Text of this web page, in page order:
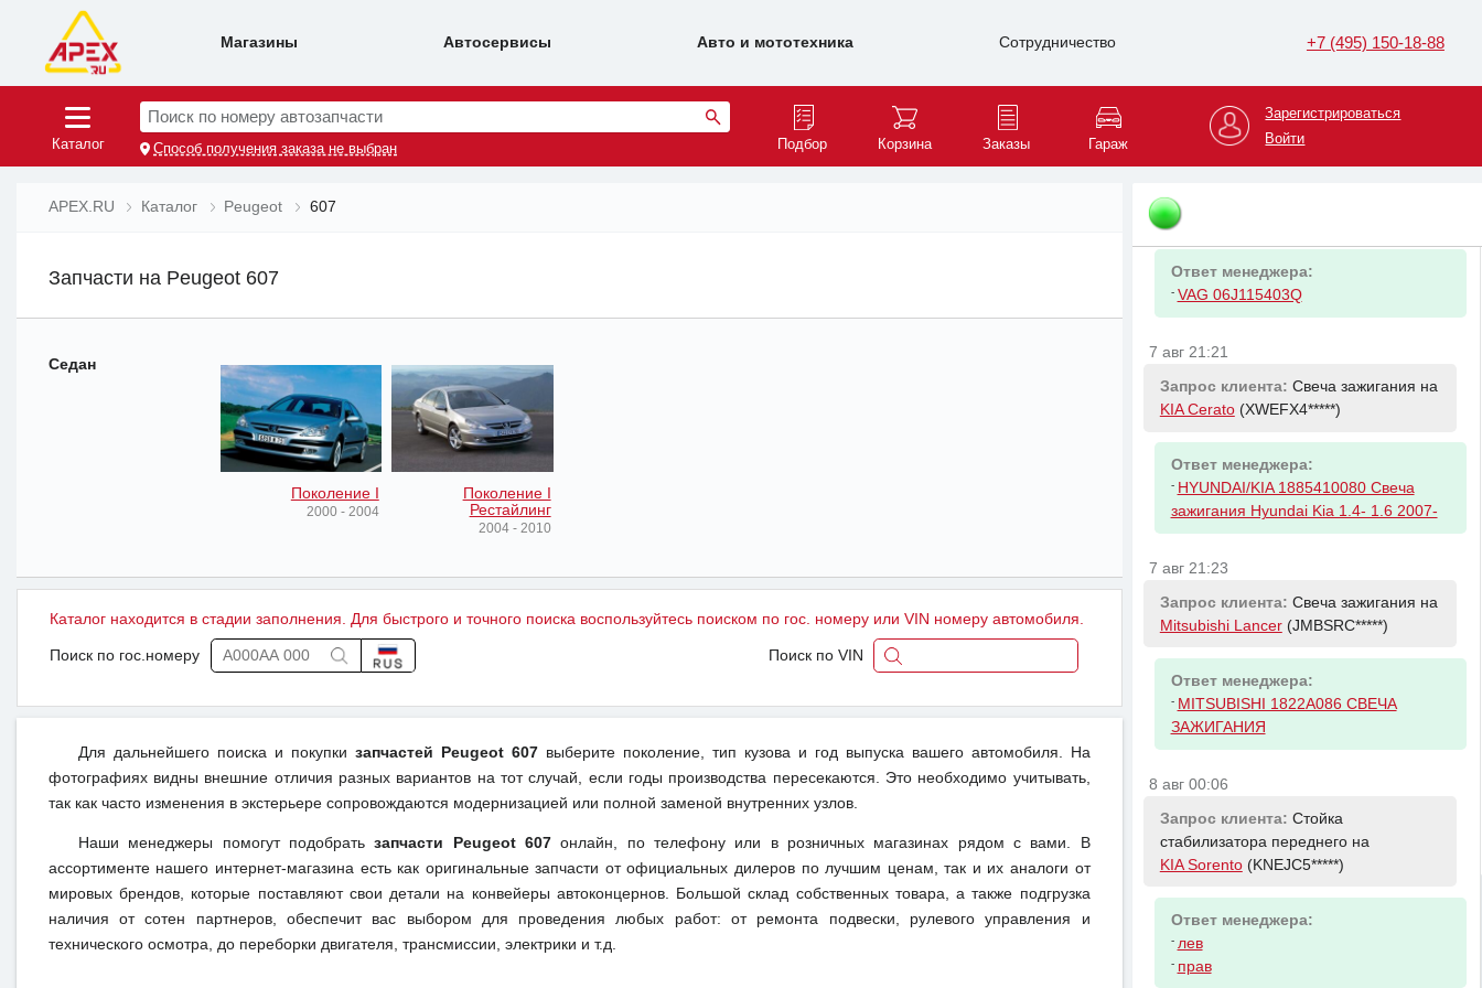
Магазины Автосервисы Авто и мототехника Сотрудничество +7 (495) 150-18-88
Каталог
Поиск по номеру автозапчасти
Способ получения заказа не выбран Подбор Корзина Заказы Гараж
Зарегистрироваться
Войти
APEX.RU Каталог Peugeot 607
Запчасти на Peugeot 607
Седан
Поколение I
2000 - 2004
Поколение I
Рестайлинг
2004 - 2010
Каталог находится в стадии заполнения. Для быстрого и точного поиска воспользуйтесь поиском по гос. номеру или VIN номеру автомобиля.
Поиск по гос.номеру Поиск по VIN
Для дальнейшего поиска и покупки запчастей Peugeot 607выберите поколение, тип кузова и год выпуска вашего автомобиля. На
фотографиях видны внешние отличия разных вариантов на тот случай, если годы производства пересекаются. Это необходимо учитывать,
так как часто изменения в экстерьере сопровождаются модернизацией или полной заменой внутренних узлов.
Наши менеджеры помогут подобратьзапчасти Peugeot 607 онлайн, по телефону или в розничных магазинах рядом с вами. В
ассортименте нашего интернет-магазина есть как оригинальные запчасти от официальных дилеров по лучшим ценам, так и их аналоги от
мировых брендов, которые поставляют свои детали на конвейеры автоконцернов. Большой склад собственных товара, а также подгрузка
наличия от сотен партнеров, обеспечит вас выбором для проведения любых работ: от ремонта подвески, рулевого управления и
технического осмотра, до переборки двигателя, трансмиссии, электрики и т.д.
RENAULT 543026656R Амортизатор
16V K4M. 1.5dCi K9K
наSkoda Octavia
Ответ менеджера:
- VAG 06J115403Q
7 авг 21:21
Запрос клиента: Свеча зажигания на
KIA Cerato(XWEFX4*****)
Ответ менеджера:
- HYUNDAI/KIA 1885410080 Свеча
зажигания Hyundai Kia 1.4- 1.6 2007-
7 авг 21:23
Запрос клиента: Свеча зажигания на
Mitsubishi Lancer(JMBSRC*****)
Ответ менеджера:
- MITSUBISHI 1822A086 СВЕЧА
ЗАЖИГАНИЯ
8 авг 00:06
Запрос клиента: Стойка
стабилизатора переднего на
KIA Sorento(KNEJC5*****)
Ответ менеджера:
- лев
- прав